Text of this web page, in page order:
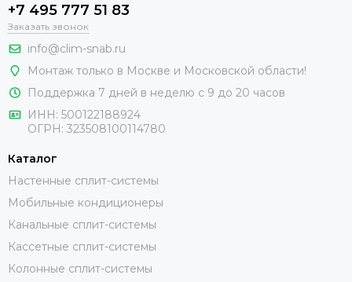
+7 495 777 51 83
Заказать звонок
info@clim-snab.ru
Монтаж только в Москве и Московской области!
Поддержка 7 дней в неделю с 9 до 20 часов
ИНН: 500122188924
ОГРН: 323508100114780
Каталог
Настенные сплит-системы
Мобильные кондиционеры
Канальные сплит-системы
Кассетные сплит-системы
Колонные сплит-системы